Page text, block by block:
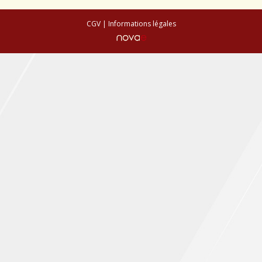
Conseils de plantation
CGV| Informations légales